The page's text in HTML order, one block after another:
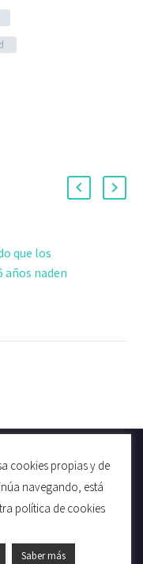
que los
años naden
cookies propias y de
navegando, está
política de cookies
Saber más